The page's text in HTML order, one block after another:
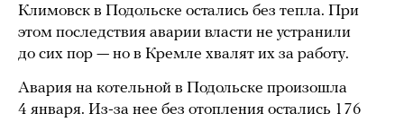
Климовск в Подольске остались без тепла. При
этом последствия аварии власти не устранили
до сих пор — но в Кремле хвалят их за работу.
Авария на котельной в Подольске произошла
4 января. Из-за нее без отопления остались 176